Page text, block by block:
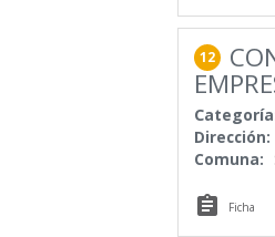
12
Dirección:
Comuna:
 Ficha